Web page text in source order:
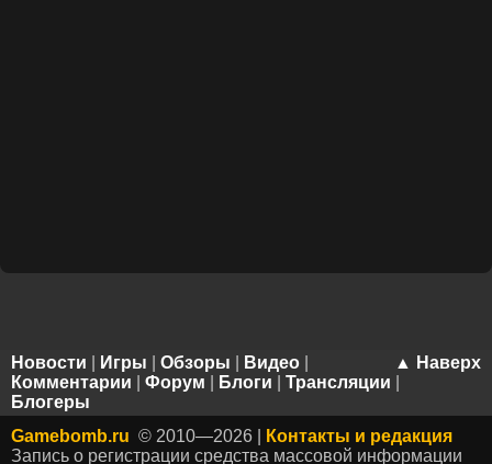
▲ Наверх
Новости Игры Обзоры Видео
Комментарии
Форум Блоги Трансляции
Блогеры
Gamebomb.ru © 2010—2026 |
Контакты и редакция
Запись о регистрации средства массовой информации